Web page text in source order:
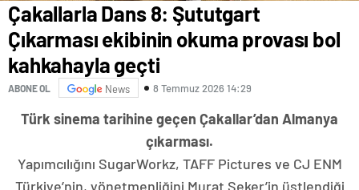
Çakallarla Dans 8: Şututgart
Çıkarması ekibinin okuma provası bol
kahkahayla geçti
ABONE OL News 8 Temmuz 2026 14:29
Türk sinema tarihine geçen Çakallar’dan Almanya
çıkarması.
Yapımcılığını SugarWorkz, TAFF Pictures ve CJ ENM
Türkiye’nin, yönetmenliğini Murat Şeker’in üstlendiği